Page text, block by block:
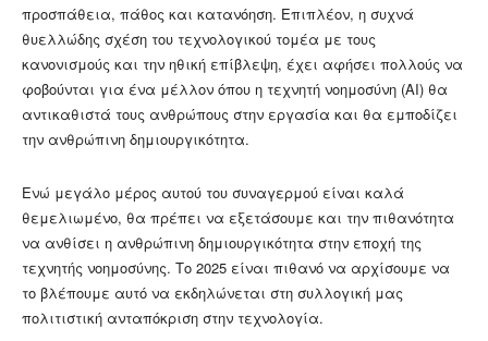
προσπάθεια, πάθος και κατανόηση. Επιπλέον, η συχνά
θυελλώδης σχέση του τεχνολογικού τομέα με τους
κανονισμούς και την ηθική επίβλεψη, έχει αφήσει πολλούς να
φοβούνται για ένα μέλλον όπου η τεχνητή νοημοσύνη (AI) θα
αντικαθιστά τους ανθρώπους στην εργασία και θα εμποδίζει
την ανθρώπινη δημιουργικότητα.
Ενώ μεγάλο μέρος αυτού του συναγερμού είναι καλά
θεμελιωμένο, θα πρέπει να εξετάσουμε και την πιθανότητα
να ανθίσει η ανθρώπινη δημιουργικότητα στην εποχή της
τεχνητής νοημοσύνης. Το 2025 είναι πιθανό να αρχίσουμε να
το βλέπουμε αυτό να εκδηλώνεται στη συλλογική μας
πολιτιστική ανταπόκριση στην τεχνολογία.